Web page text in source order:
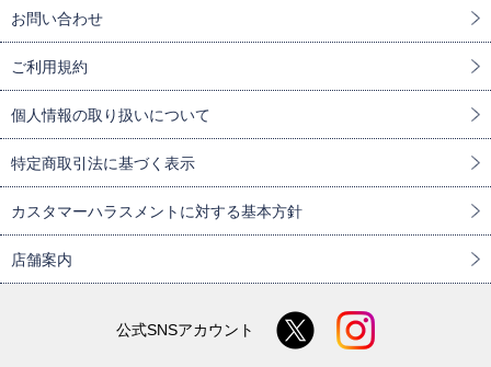
お問い合わせ
ご利用規約
個人情報の取り扱いについて
特定商取引法に基づく表示
カスタマーハラスメントに対する基本方針
店舗案内
公式SNSアカウント